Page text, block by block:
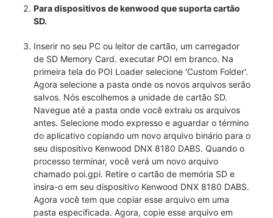
Para dispositivos de kenwood que suporta cartão
SD.
Inserir no seu PC ou leitor de cartão, um carregador
de SD Memory Card. executar POI em branco. Na
primeira tela do POI Loader selecione 'Custom Folder'.
Agora selecione a pasta onde os novos arquivos serão
salvos. Nós escolhemos a unidade de cartão SD.
Navegue até a pasta onde você extraiu os arquivos
antes. Selecione modo expresso e aguardar o término
do aplicativo copiando um novo arquivo binário para o
seu dispositivo Kenwood DNX 8180 DABS. Quando o
processo terminar, você verá um novo arquivo
chamado poi.gpi. Retire o cartão de memória SD e
insira-o em seu dispositivo Kenwood DNX 8180 DABS.
Agora você tem que copiar esse arquivo em uma
pasta especificada. Agora, copie esse arquivo em